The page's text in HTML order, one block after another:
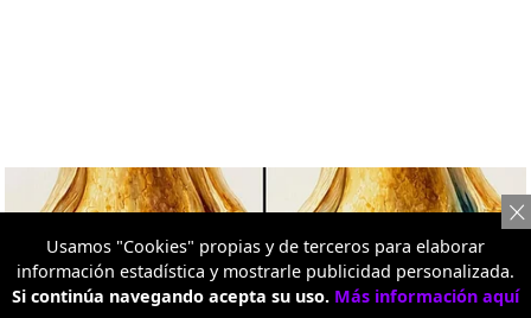
Usamos "Cookies" propias y de terceros para elaborar
información estadística y mostrarle publicidad personalizada.
Si continúa navegando acepta su uso. Más información aquí